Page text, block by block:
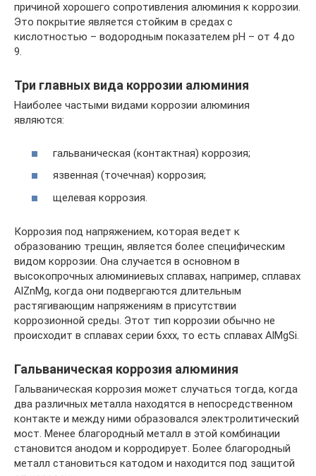
причиной хорошего сопротивления алюминия к коррозии.
Это покрытие является стойким в средах с
кислотностью – водородным показателем рН – от 4 до
9.
Три главных вида коррозии алюминия
Наиболее частыми видами коррозии алюминия
являются:
гальваническая (контактная) коррозия;
язвенная (точечная) коррозия;
щелевая коррозия.
Коррозия под напряжением, которая ведет к
образованию трещин, является более специфическим
видом коррозии. Она случается в основном в
высокопрочных алюминиевых сплавах, например, сплавах
AlZnMg, когда они подвергаются длительным
растягивающим напряжениям в присутствии
коррозионной среды. Этот тип коррозии обычно не
происходит в сплавах серии 6ххх, то есть сплавах AlMgSi.
Гальваническая коррозия алюминия
Гальваническая коррозия может случаться тогда, когда
два различных металла находятся в непосредственном
контакте и между ними образовался электролитический
мост. Менее благородный металл в этой комбинации
становится анодом и корродирует. Более благородный
металл становиться катодом и находится под защитой